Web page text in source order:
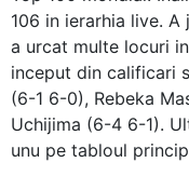
106 in ierarhia live.
a urcat multe locuri
inceput din calificari
(6-1 6-0), Rebeka
Uchijima (6-4 6-1).
unu pe tabloul